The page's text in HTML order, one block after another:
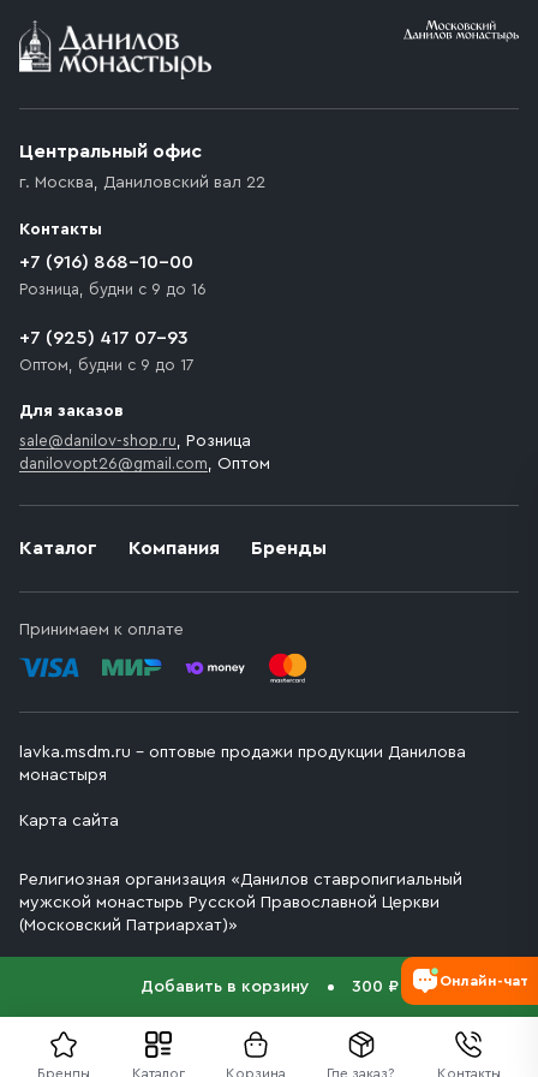
Бренды Каталог Корзина Где заказ? Контакты
Добавить в корзину 300 ₽
Условия доставки
возникают препятствия для подъезда автомобиля,
которое максимально близко к месту запланированной
движения. Если на территории места назначения
доставки предусмотрен платный въезд, то Покупателю
необходимо компенсировать стоимость въезда
Каталог Компания Бренды
Принимаем к оплате
Центральный офис
г. Москва, Даниловский вал 22
Контакты
+7 (916) 868-10-00
Розница, будни с 9 до 16
+7 (925) 417 07-93
Оптом, будни с 9 до 17
Для заказов
sale@danilov-shop.ru, Розница
danilovopt26@gmail.com, Оптом
lavka.msdm.ru – оптовые продажи продукции Данилова
монастыря
Карта сайта
Религиозная организация «Данилов ставропигиальный
мужской монастырь Русской Православной Церкви
(Московский Патриархат)»
Онлайн-чат